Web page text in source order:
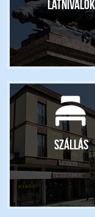
Látnivalók
Szállás